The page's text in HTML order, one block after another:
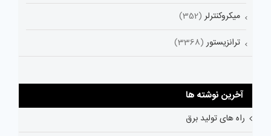
میکروکنترلر (352)
ترانزیستور (3368)
آخرین نوشته ها
راه های تولید برق